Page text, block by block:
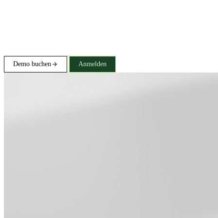
Demo buchen Anmelden